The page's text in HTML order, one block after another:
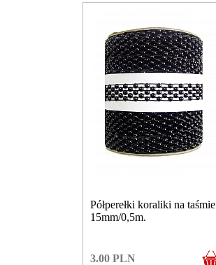
Półperełki koraliki na taśmie
15mm/0,5m.
3.00 PLN